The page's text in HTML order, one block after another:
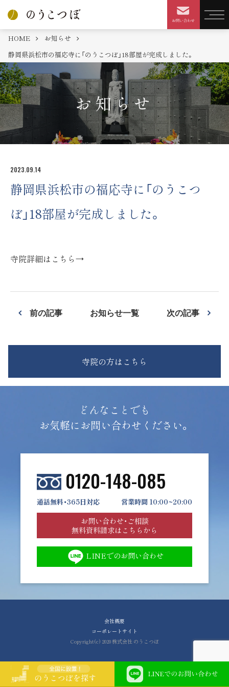
HOME
お知らせ
静岡県浜松市の福応寺に「のうこつぼ」18部屋が完成しました。
お知らせ
2023.09.14
静岡県浜松市の福応寺に「のうこつ
ぼ」18部屋が完成しました。
寺院詳細はこちら→
前の記事 お知らせ一覧 次の記事
寺院の方はこちら
どんなことでも
お気軽にお問い合わせください。
0120-148-085
通話無料・365日対応 営業時間 10:00~20:00
お問い合わせ・ご相談
無料資料請求はこちらから
LINEでのお問い合わせ
会社概要
コーポレートサイト
Copyright(c) 2020 株式会社 のうこつぼ